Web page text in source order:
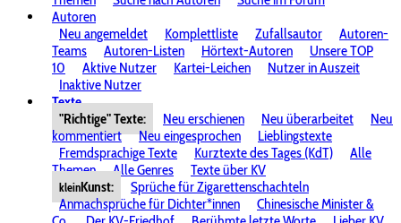
Autoren
Neu angemeldet
Komplettliste Zufallsautor
Autoren-
Teams
Autoren-Listen Hörtext-Autoren
Unsere TOP
10
Aktive Nutzer Kartei-Leichen
Nutzer in Auszeit
Inaktive Nutzer
Texte
"Richtige" Texte:
Neu erschienen Neu überarbeitet
Neu
kommentiert
Neu eingesprochen
Lieblingstexte
Fremdsprachige Texte
Kurztexte des Tages (KdT)
Alle
Themen
Alle Genres Texte über KV
kleinKunst:
Sprüche für Zigarettenschachteln
Anmachsprüche für Dichter*innen
Chinesische Minister &